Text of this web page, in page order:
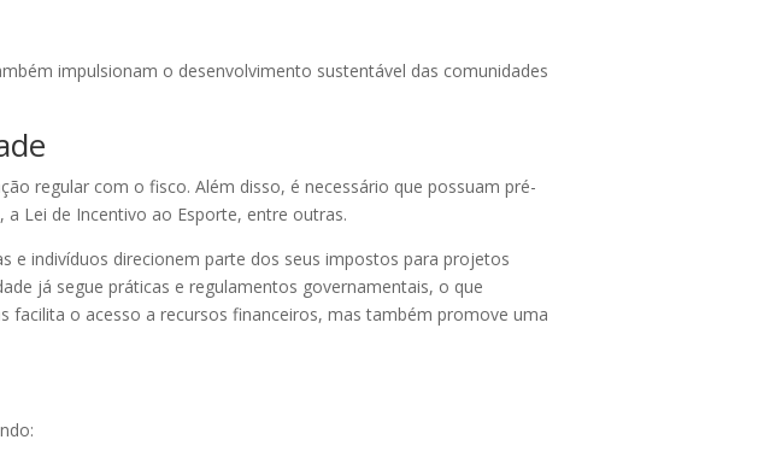
impulsionam o desenvolvimento sustentável das comunidades
regular com o fisco. Além disso, é necessário que possuam pré-
Lei de Incentivo ao Esporte, entre outras.
e indivíduos direcionem parte dos seus impostos para projetos
já segue práticas e regulamentos governamentais, o que
o acesso a recursos financeiros, mas também promove uma